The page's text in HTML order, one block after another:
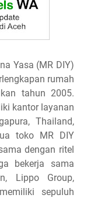
Yasa (MR DIY)
rumah
tahun 2005.
kantor layanan
Thailand,
toko MR DIY
dengan ritel
bekerja sama
Lippo Group,
sepuluh